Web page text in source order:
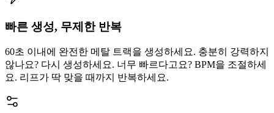
빠른 생성, 무제한 반복
60초 이내에 완전한 메탈 트랙을 생성하세요. 충분히 강력하지
않나요? 다시 생성하세요. 너무 빠르다고요? BPM을 조절하세
요. 리프가 딱 맞을 때까지 반복하세요.